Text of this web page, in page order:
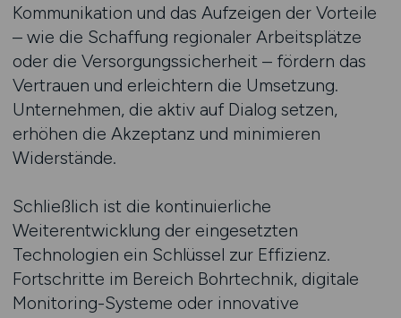
Kommunikation und das Aufzeigen der Vorteile
– wie die Schaffung regionaler Arbeitsplätze
oder die Versorgungssicherheit – fördern das
Vertrauen und erleichtern die Umsetzung.
Unternehmen, die aktiv auf Dialog setzen,
erhöhen die Akzeptanz und minimieren
Widerstände.
Schließlich ist die kontinuierliche
Weiterentwicklung der eingesetzten
Technologien ein Schlüssel zur Effizienz.
Fortschritte im Bereich Bohrtechnik, digitale
Monitoring-Systeme oder innovative